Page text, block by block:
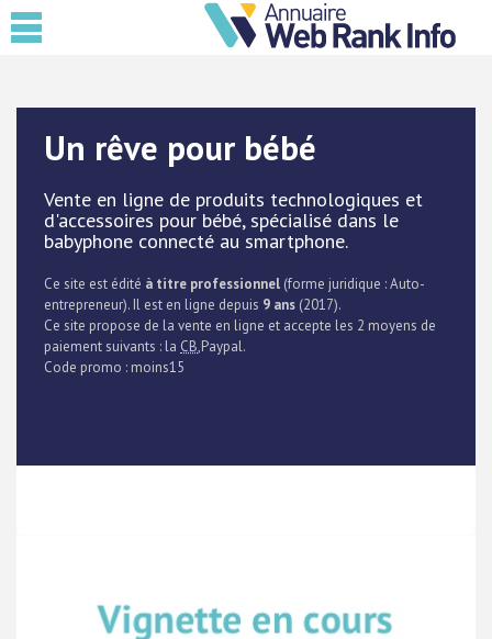
Un rêve pour bébé
Vente en ligne de produits technologiques et
d'accessoires pour bébé, spécialisé dans le
babyphone connecté au smartphone.
Ce site est édité à titre professionnel (forme juridique : Auto-
entrepreneur). Il est en ligne depuis 9 ans (2017).
Ce site propose de la vente en ligne et accepte les 2 moyens de
paiement suivants : la CB,Paypal.
Code promo : moins15